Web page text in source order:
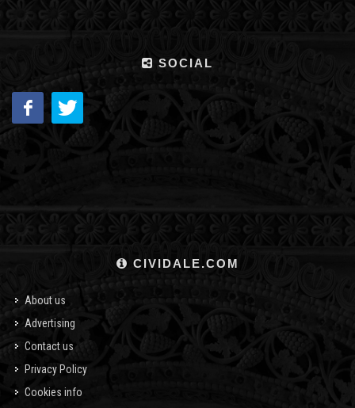
SOCIAL
CIVIDALE.COM
About us
Advertising
Contact us
Privacy Policy
Cookies info